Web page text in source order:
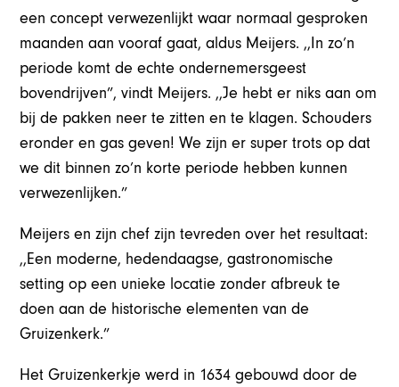
een concept verwezenlijkt waar normaal gesproken
maanden aan vooraf gaat, aldus Meijers. ,,In zo’n
periode komt de echte ondernemersgeest
bovendrijven”, vindt Meijers. ,,Je hebt er niks aan om
bij de pakken neer te zitten en te klagen. Schouders
eronder en gas geven! We zijn er super trots op dat
we dit binnen zo’n korte periode hebben kunnen
verwezenlijken.”
Meijers en zijn chef zijn tevreden over het resultaat:
,,Een moderne, hedendaagse, gastronomische
setting op een unieke locatie zonder afbreuk te
doen aan de historische elementen van de
Gruizenkerk.”
Het Gruizenkerkje werd in 1634 gebouwd door de